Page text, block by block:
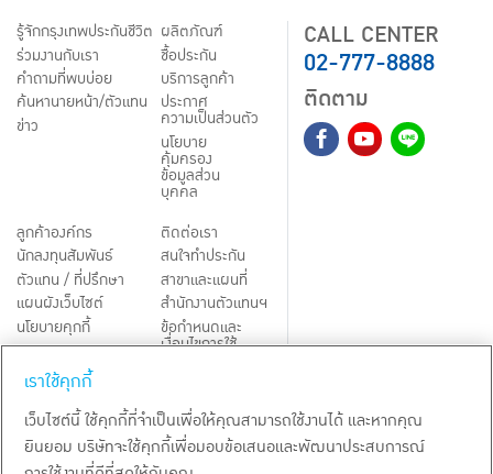
รู้จักกรุงเทพประกันชีวิต
ร่วมงานกับเรา
คำถามที่พบบ่อย
ค้นหานายหน้า/ตัวแทน
ข่าว
ผลิตภัณฑ์
ชื้อประกัน
บริการลูกค้า
ประกาศ
ความเป็นส่วนตัว
นโยบาย
คุ้มครอง
ข้อมูลส่วน
บุคคล
ลูกค้าองค์กร
นักลงทุนสัมพันธ์
ตัวแทน / ที่ปรึกษา
แผนผังเว็บไซต์
นโยบายคุกกี้
Third-Party Notices
ติดต่อเรา
สนใจทำประกัน
สาขาและแผนที่
สำนักงานตัวแทนฯ
ข้อกำหนดและ
เงื่อนไขการใช้
CALL CENTER
02-777-8888
ติดตาม
TH EN
สงวนลิขสิทธิ์ พ.ศ.2569
เราใช้คุกกี้
เว็บไซต์นี้ ใช้คุกกี้ที่จำเป็นเพื่อให้คุณสามารถใช้งานได้ และหากคุณ
ยินยอม บริษัทจะใช้คุกกี้เพื่อมอบข้อเสนอและพัฒนาประสบการณ์